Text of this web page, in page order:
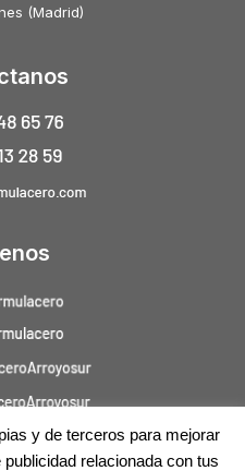
(Madrid)
y de terceros para mejorar
relacionada con tus